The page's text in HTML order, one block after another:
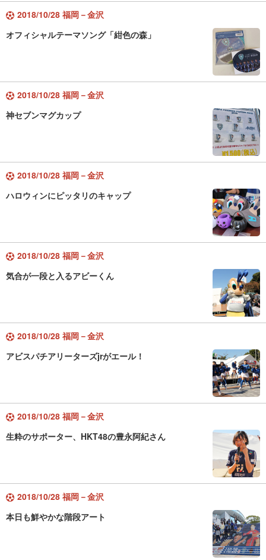
2018/10/28 福岡－金沢
オフィシャルテーマソング「紺色の森」
2018/10/28 福岡－金沢
神セブンマグカップ
2018/10/28 福岡－金沢
ハロウィンにピッタリのキャップ
2018/10/28 福岡－金沢
気合が一段と入るアビーくん
2018/10/28 福岡－金沢
アビスパチアリーターズjrがエール！
2018/10/28 福岡－金沢
生粋のサポーター、HKT48の豊永阿紀さん
2018/10/28 福岡－金沢
本日も鮮やかな階段アート